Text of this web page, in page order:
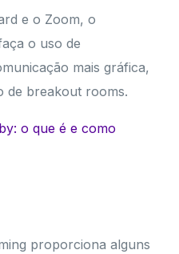
e o Zoom, o
o uso de
mais gráfica,
de breakout rooms.
o que é e como
proporciona alguns